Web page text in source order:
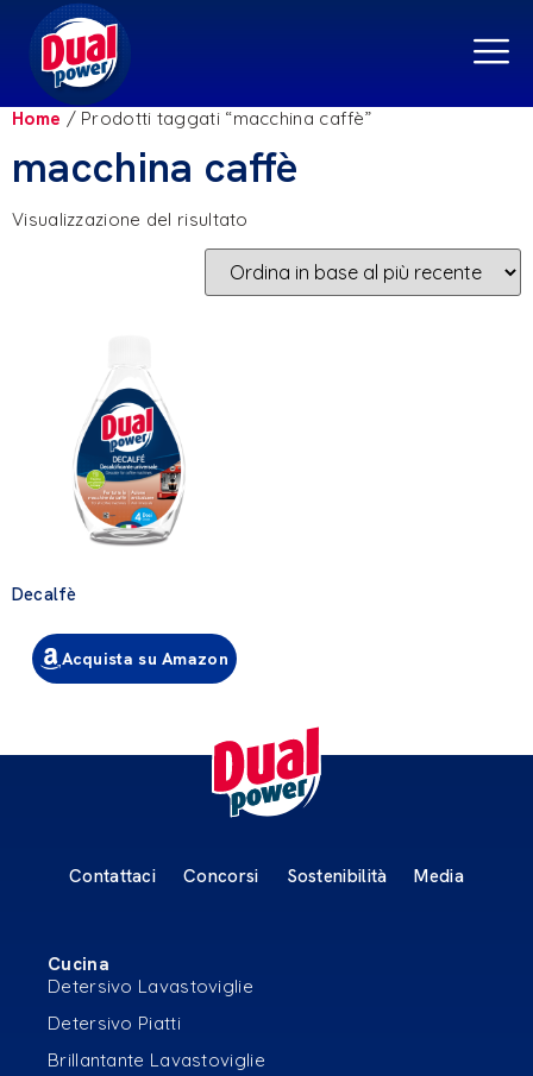
Home / Prodotti taggati “macchina caffè”
macchina caffè
Visualizzazione del risultato
Decalfè
Acquista su Amazon
Contattaci Concorsi Sostenibilità Media
Cucina
Detersivo Lavastoviglie
Detersivo Piatti
Brillantante Lavastoviglie